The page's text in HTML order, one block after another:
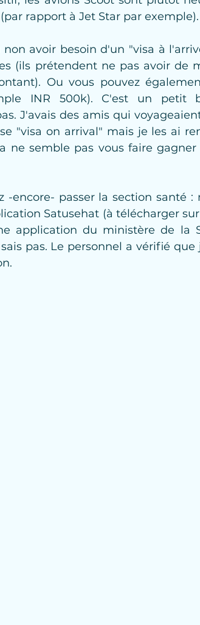
rapport à Jet Star par exemple).
avoir besoin d'un "visa à
(ils prétendent ne pas avoir de
Ou vous pouvez
INR 500k). C'est un petit
J'avais des amis qui
"visa on arrival" mais je les ai
ne semble pas vous faire
-encore- passer la section santé :
Satusehat (à télécharger
application du ministère de la
pas. Le personnel a vérifié que